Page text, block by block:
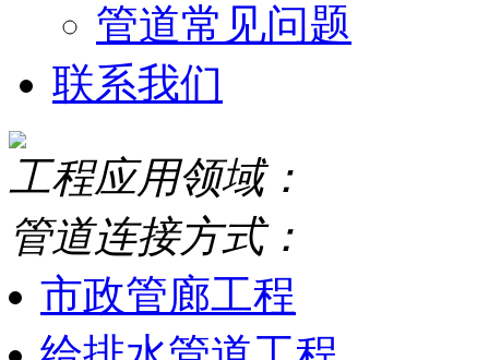
管道常见问题
联系我们
工程应用领域：
管道连接方式：
市政管廊工程